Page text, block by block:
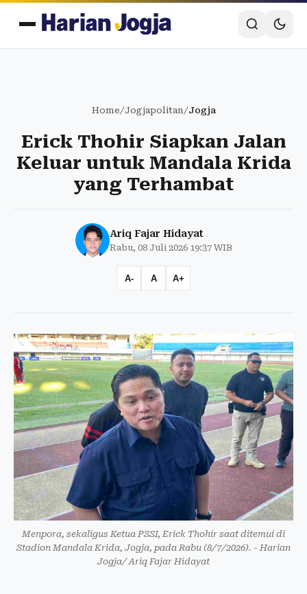
Home/Jogjapolitan/Jogja
Erick Thohir Siapkan Jalan
Keluar untuk Mandala Krida
yang Terhambat
Ariq Fajar Hidayat
Rabu, 08 Juli 2026 19:37 WIB
A- A A+
Menpora, sekaligus Ketua PSSI, Erick Thohir saat ditemui di
Stadion Mandala Krida, Jogja, pada Rabu (8/7/2026). - Harian
Jogja/ Ariq Fajar Hidayat